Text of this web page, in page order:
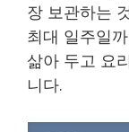
장 보관하는
최대 일주일
삶아 두고 요
니다.